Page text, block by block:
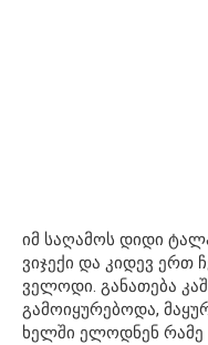
იმ საღამოს დიდი
ვიჯექი და კიდევ ერთ
ველოდი. განათება
გამოიყურებოდა,
ხელში ელოდნენ რამე